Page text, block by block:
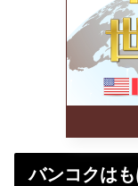
バンコクは